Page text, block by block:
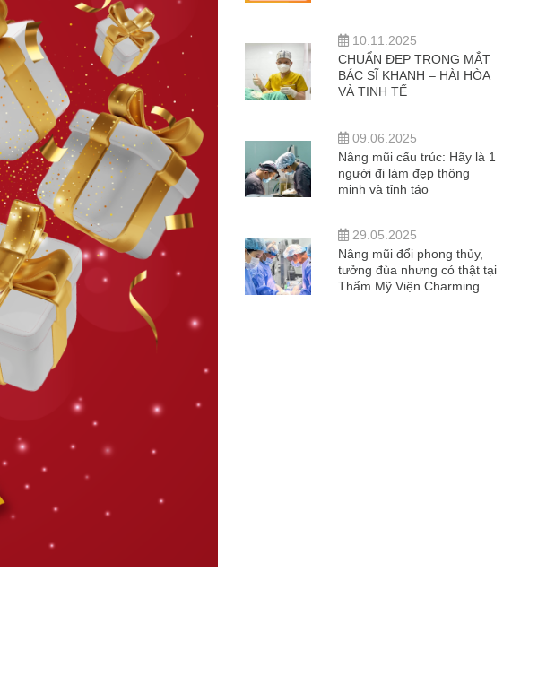
10.11.2025
CHUẨN ĐẸP TRONG MẮT
BÁC SĨ KHANH – HÀI HÒA
VÀ TINH TẾ
09.06.2025
Nâng mũi cấu trúc: Hãy là 1
người đi làm đẹp thông
minh và tỉnh táo
29.05.2025
Nâng mũi đổi phong thủy,
tưởng đùa nhưng có thật tại
Thẩm Mỹ Viện Charming